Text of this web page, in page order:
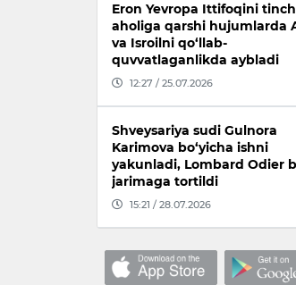
Eron Yevropa Ittifoqini tinch
aholiga qarshi hujumlarda
va Isroilni qo‘llab-
quvvatlaganlikda aybladi
12:27 / 25.07.2026
Shveysariya sudi Gulnora
Karimova bo‘yicha ishni
yakunladi, Lombard Odier
jarimaga tortildi
15:21 / 28.07.2026